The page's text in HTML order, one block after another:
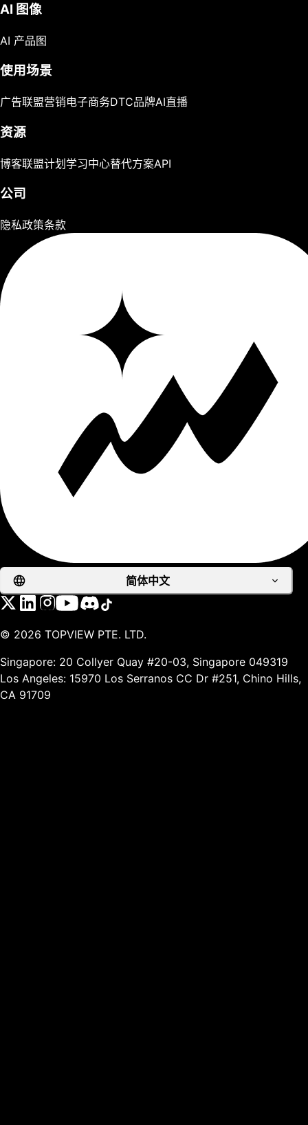
AI 图像
AI 产品图
使用场景
广告联盟营销电子商务DTC品牌AI直播
资源
博客联盟计划学习中心替代方案API
公司
隐私政策条款
简体中文
© 2026 TOPVIEW PTE. LTD.
Singapore: 20 Collyer Quay #20-03, Singapore 049319
Los Angeles: 15970 Los Serranos CC Dr #251, Chino Hills,
CA 91709